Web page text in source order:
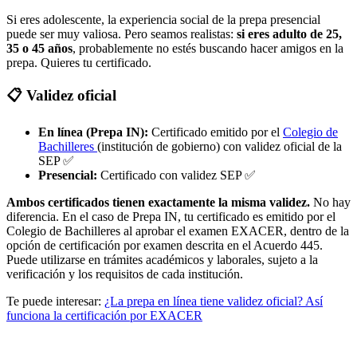
Si eres adolescente, la experiencia social de la prepa presencial
puede ser muy valiosa. Pero seamos realistas: si eres adulto de 25,
35 o 45 años, probablemente no estés buscando hacer amigos en la
prepa. Quieres tu certificado.
📋 Validez oficial
En línea (Prepa IN): Certificado emitido por el Colegio de
Bachilleres (institución de gobierno) con validez oficial de la
SEP ✅
Presencial: Certificado con validez SEP ✅
Ambos certificados tienen exactamente la misma validez. No hay
diferencia. En el caso de Prepa IN, tu certificado es emitido por el
Colegio de Bachilleres al aprobar el examen EXACER, dentro de la
opción de certificación por examen descrita en el Acuerdo 445.
Puede utilizarse en trámites académicos y laborales, sujeto a la
verificación y los requisitos de cada institución.
Te puede interesar: ¿La prepa en línea tiene validez oficial? Así
funciona la certificación por EXACER